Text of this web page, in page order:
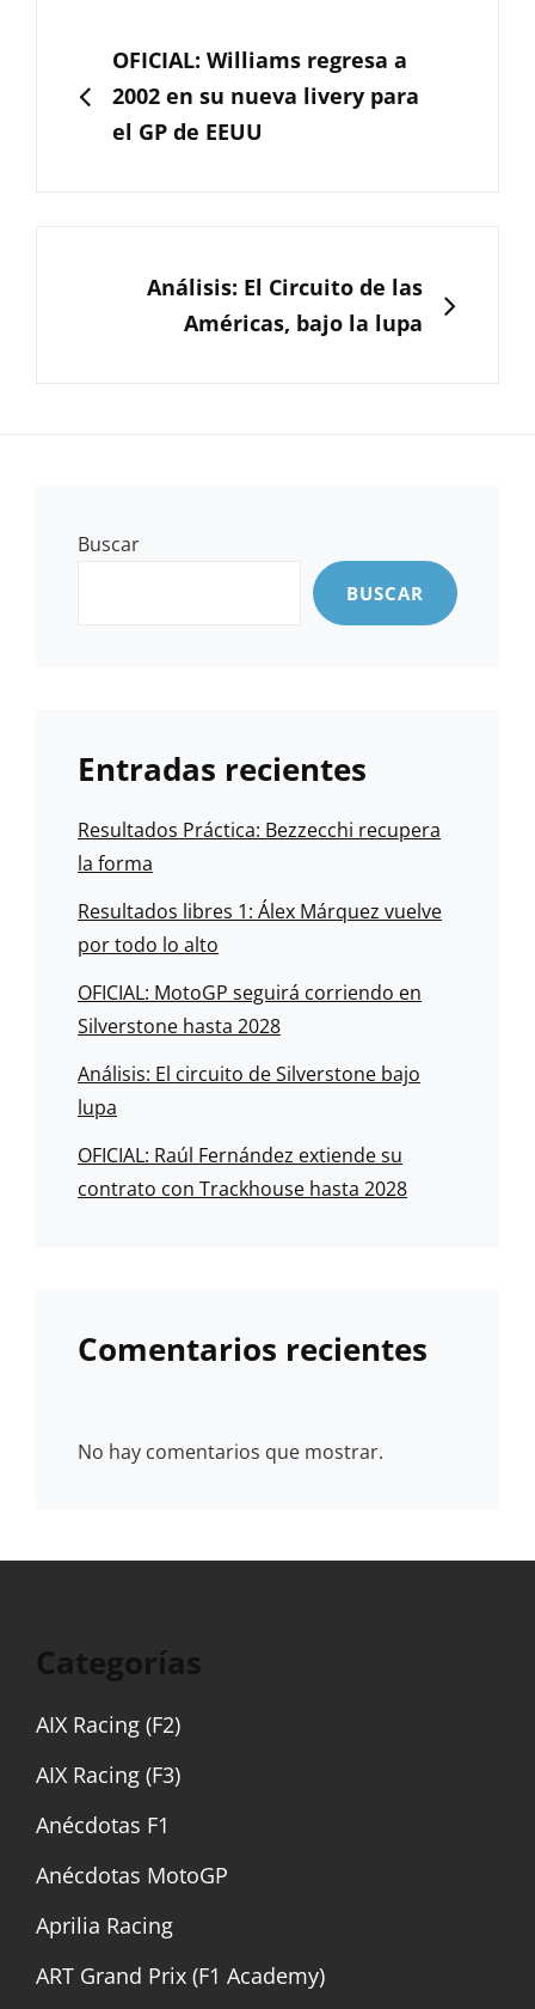
entradas
ANTERIOR
OFICIAL: Williams regresa a
2002 en su nueva livery para
el GP de EEUU
SIGUIENTE
Análisis: El Circuito de las
Américas, bajo la lupa
Buscar
BUSCAR
Entradas recientes
Resultados Práctica: Bezzecchi recupera
la forma
Resultados libres 1: Álex Márquez vuelve
por todo lo alto
OFICIAL: MotoGP seguirá corriendo en
Silverstone hasta 2028
Análisis: El circuito de Silverstone bajo
lupa
OFICIAL: Raúl Fernández extiende su
contrato con Trackhouse hasta 2028
Comentarios recientes
No hay comentarios que mostrar.
Categorías
AIX Racing (F2)
AIX Racing (F3)
Anécdotas F1
Anécdotas MotoGP
Aprilia Racing
ART Grand Prix (F1 Academy)